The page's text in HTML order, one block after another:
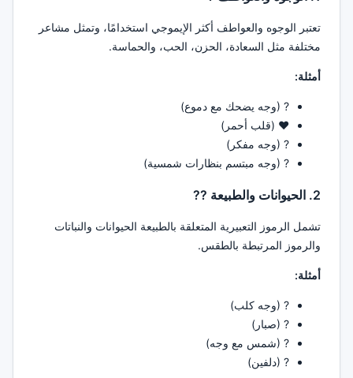
تعتبر الوجوه والعواطف أكثر الإيموجي استخدامًا، وتمثل مشاعر
مختلفة مثل السعادة، الحزن، الحب، والحماسة.
أمثلة:
? (وجه يضحك مع دموع)
❤️ (قلب أحمر)
? (وجه مفكر)
? (وجه مبتسم بنظارات شمسية)
2. الحيوانات والطبيعة ??
تشمل الرموز التعبيرية المتعلقة بالطبيعة الحيوانات والنباتات
والرموز المرتبطة بالطقس.
أمثلة:
? (وجه كلب)
? (صبار)
? (شمس مع وجه)
? (دلفين)